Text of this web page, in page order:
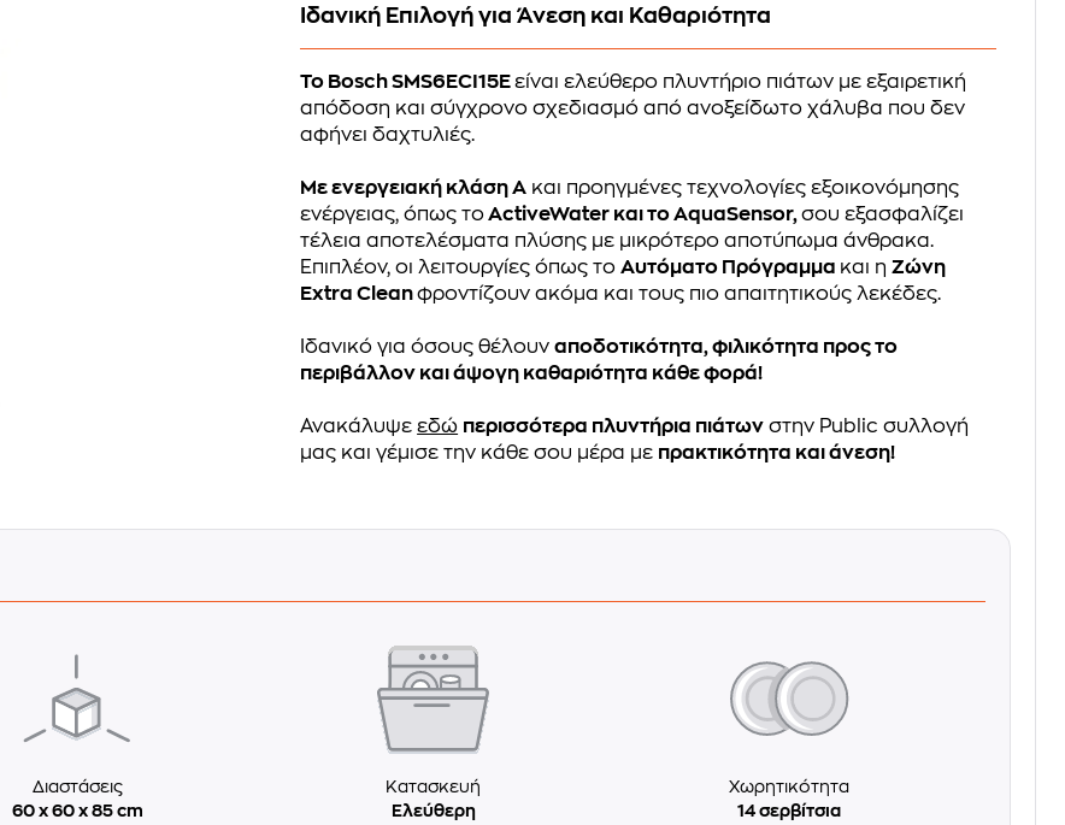
Ιδανική Επιλογή για Άνεση και Καθαριότητα
Το Bosch SMS6ECI15Eείναι ελεύθερο πλυντήριο πιάτων με εξαιρετική
απόδοση και σύγχρονο σχεδιασμό από ανοξείδωτο χάλυβα που δεν
αφήνει δαχτυλιές.
Με ενεργειακή κλάση Α και προηγμένες τεχνολογίες εξοικονόμησης
ενέργειας, όπως τοActiveWater και το AquaSensor,σου εξασφαλίζει
τέλεια αποτελέσματα πλύσης με μικρότερο αποτύπωμα άνθρακα.
Επιπλέον, οι λειτουργίες όπως τοΑυτόματο Πρόγραμμα και ηΖώνη
Extra Cleanφροντίζουν ακόμα και τους πιο απαιτητικούς λεκέδες.
Ιδανικό για όσους θέλουναποδοτικότητα, φιλικότητα προς το
περιβάλλον και άψογη καθαριότητα κάθε φορά!
Ανακάλυψεεδώ περισσότερα πλυντήρια πιάτων στην Public συλλογή
μας και γέμισε την κάθε σου μέρα με πρακτικότητα και άνεση!
Διαστάσεις
60 x 60 x 85 cm
Κατασκευή
Ελεύθερη
Χωρητικότητα
14 σερβίτσια